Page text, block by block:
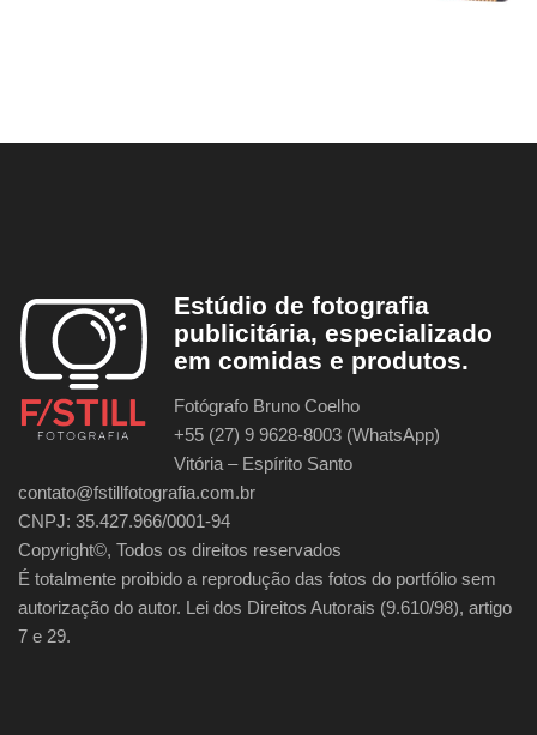
Estúdio de fotografia
publicitária, especializado
em comidas e produtos.
Fotógrafo Bruno Coelho
+55 (27) 9 9628-8003 (WhatsApp)
Vitória – Espírito Santo
contato@fstillfotografia.com.br
CNPJ: 35.427.966/0001-94
Copyright©, Todos os direitos reservados
É totalmente proibido a reprodução das fotos do portfólio sem
autorização do autor. Lei dos Direitos Autorais (9.610/98), artigo
7 e 29.